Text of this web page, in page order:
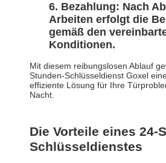
Bezahlung: Nach
Arbeiten erfolgt die
gemäß den
Konditionen.
Mit diesem reibungslosen Ablauf
Stunden-Schlüsseldienst Goxel
effiziente Lösung für Ihre
Nacht.
Die Vorteile eines 24-
Schlüsseldienstes